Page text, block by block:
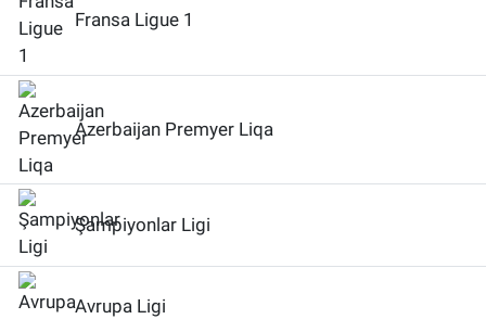
Fransa Ligue 1
Azerbaijan Premyer Liqa
Şampiyonlar Ligi
Avrupa Ligi